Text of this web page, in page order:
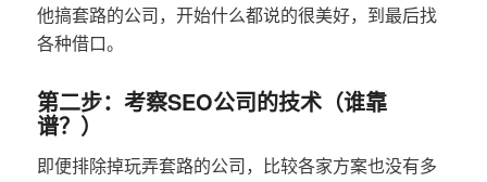
他搞套路的公司，开始什么都说的很美好，到最后找
各种借口。
第二步：考察SEO公司的技术（谁靠
谱？）
即便排除掉玩弄套路的公司，比较各家方案也没有多